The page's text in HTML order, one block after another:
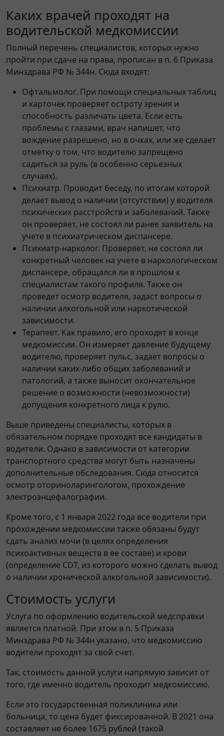
Каких врачей проходят на
водительской медкомиссии
Полный перечень специалистов, которых нужно
пройти при сдаче на права, прописан в п. 6 Приказа
Минздрава РФ № 344н. Сюда входят:
Офтальмолог. При помощи специальных таблиц
и карточек проверяет остроту зрения и
способность различать цвета. Если есть
проблемы с глазами, врач напишет, что
вождение разрешено, но в очках, или же сделает
отметку о том, что водителю запрещено
садиться за руль (в особенно серьезных
случаях).
Психиатр. Проводит беседу, по итогам которой
делает вывод о наличии (отсутствии) у водителя
психических расстройств и заболеваний. Также
он проверяет, не состоял ли ранее заявитель на
учете в психиатрическом диспансере.
Психиатр-нарколог. Проверяет, не состоял ли
конкретный человек на учете в наркологическом
диспансере, обращался ли в прошлом к
специалистам такого профиля. Также он
проведет осмотр водителя, задаст вопросы о
наличии алкогольной или наркотической
зависимости.
Терапевт. Как правило, его проходят в конце
медкомиссии. Он измеряет давление будущему
водителю, проверяет пульс, задает вопросы о
наличии каких-либо общих заболеваний и
патологий, а также выносит окончательное
решение о возможности (невозможности)
допущения конкретного лица к рулю.
Выше приведены специалисты, которых в
обязательном порядке проходят все кандидаты в
водители. Однако в зависимости от категории
транспортного средства могут быть назначены
дополнительные обследования. Сюда относится
осмотр оториноларингологом, прохождение
электроэнцефалографии.
Кроме того, с 1 января 2022 года все водители при
прохождении медкомиссии также обязаны будут
сдать анализ мочи (в целях определения
психоактивных веществ в ее составе) и крови
(определение CDT, из которого можно сделать вывод
о наличии хронической алкогольной зависимости).
Стоимость услуги
Услуга по оформлению водительской медсправки
является платной. При этом в п. 5 Приказа
Минздрава РФ № 344н указано, что медкомиссию
водители проходят за свой счет.
Так, стоимость данной услуги напрямую зависит от
того, где именно водитель проходит медкомиссию.
Если это государственная поликлиника или
больница, то цена будет фиксированной. В 2021 она
составляет не более 1675 рублей (такой